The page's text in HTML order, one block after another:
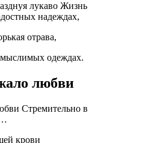
лукаво Жизнь
надеждах,
отрава,
одеждах.
любви
Стремительно в
крови